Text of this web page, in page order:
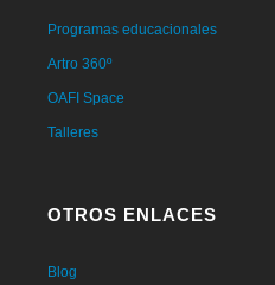
Programas educacionales
Artro 360º
OAFI Space
Talleres
OTROS ENLACES
Blog